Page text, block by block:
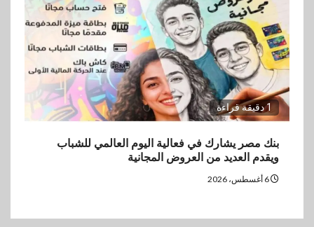
1 دقيقة قراءة
بنك مصر يشارك في فعالية اليوم العالمي للشباب
ويقدم العديد من العروض المجانية